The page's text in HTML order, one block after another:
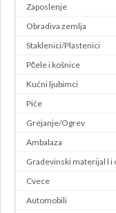
Zaposlenje
Obradiva zemlja
Staklenici/Plastenici
Pčele i košnice
Kućni ljubimci
Piće
Grejanje/Ogrev
Ambalaza
Gradevinski materijal l i
Cvece
Automobili